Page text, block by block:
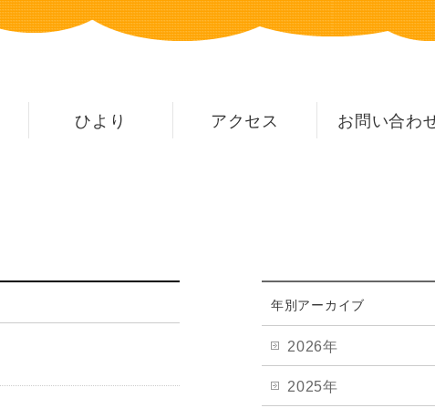
ひより アクセス お問い合わ
年別アーカイブ
2026年
2025年